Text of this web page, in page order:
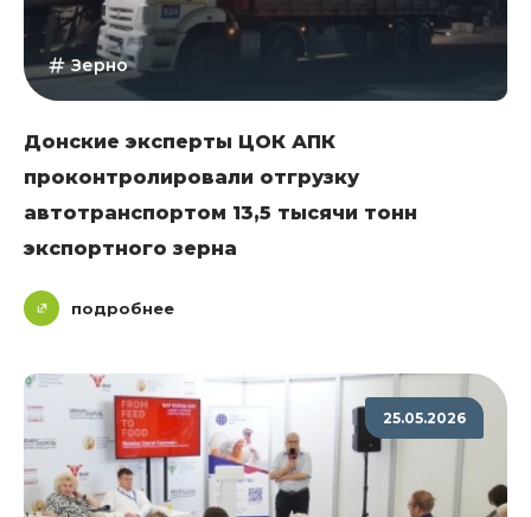
Зерно
Донские эксперты ЦОК АПК
проконтролировали отгрузку
автотранспортом 13,5 тысячи тонн
экспортного зерна
подробнее
25.05.2026